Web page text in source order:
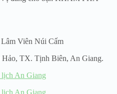
Viên Núi Cấm
TX. Tịnh Biên, An Giang.